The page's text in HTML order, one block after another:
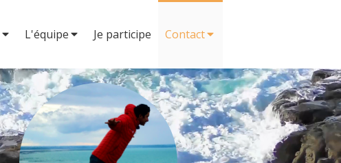
L'équipe Je participe Contact